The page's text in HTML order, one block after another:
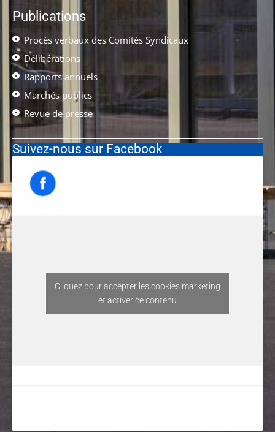
Publications
Procès verbaux des Comités Syndicaux
Délibérations
Rapports annuels
Marchés publics
Revue de presse
Suivez-nous sur Facebook
Cliquez pour accepter les cookies marketing
et activer ce contenu